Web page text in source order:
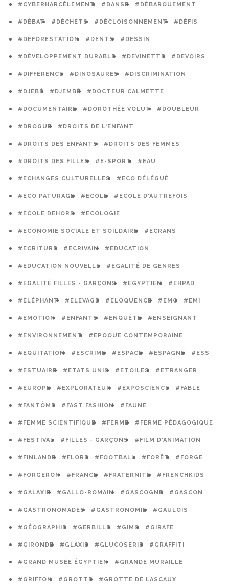
#CYBERHARCÈLEMENT #DANSE #DÉBARQUEMENT
#DÉBAT #DÉCHETS #DÉCLOISONNEMENT #DÉFIS
#DÉFORESTATION #DENTS #DESSIN
#DÉVELOPPEMENT DURABLE #DEVINETTE #DEVOIRS
#DIFFÉRENCE #DINOSAURES #DISCRIMINATION
#DJEBÉ #DJEMBÉ #DOCTEUR CALMETTE
#DOCUMENTAIRE #DOROTHÉE VOLUT #DOUBLEUR
#DROGUE #DROITS DE L'ENFANT
#DROITS DES ENFANTS #DROITS DES FEMMES
#DROITS DES FILLES #E-SPORT #EAU
#ECHANGES CULTURELLES #ECO DÉLÉGUÉ
#ECO PATURAGE #ECOLE #ECOLE D'AUTREFOIS
#ECOLE DEHORS #ECOLOGIE
#ECONOMIE SOCIALE ET SOILDAIRE #ECRANS
#ECRITURE #ECRIVAIN #EDUCATION
#EDUCATION NOUVELLE #EGALITÉ DE GENRES
#EGALITÉ FILLES - GARÇONS #EGYPTIEN #EHPAD
#ELÉPHANT #ELEVAGE #ELOQUENCE #EMC #EMI
#EMOTION #ENFANTS #ENQUÊTE #ENSEIGNANT
#ENVIRONNEMENT #EPOQUE CONTEMPORAINE
#EQUITATION #ESCRIME #ESPACE #ESPAGNE #ESS
#ESTUAIRE #ETATS UNIS #ETOILES #ETRANGER
#EUROPE #EXPLORATEUR #EXPOSCIENCE #FABLE
#FANTÔME #FAST FASHION #FAUNE
#FEMME SCIENTIFIQUE #FERME #FERME PÉDAGOGIQUE
#FESTIVAL #FILLES - GARÇONS #FILM D'ANIMATION
#FINLANDE #FLORE #FOOTBALL #FORÊT #FORGE
#FORGERON #FRANCE #FRATERNITÉ #FRENCHKIDS
#GALAXIE #GALLO-ROMAIN #GASCOGNE #GASCON
#GASTRONOMADES #GASTRONOMIE #GAULOIS
#GÉOGRAPHIE #GERBILLE #GIMS #GIRAFE
#GIRONDE #GLAXIE #GLUCOSERIE #GRAFFITI
#GRAND MUSÉE ÉGYPTIEN #GRANDE MURAILLE
#GRIFFON #GROTTE #GROTTE DE LASCAUX